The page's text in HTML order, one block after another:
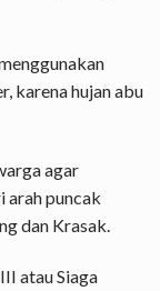
karena hujan abu
agar
arah puncak
dan Krasak.
atau Siaga